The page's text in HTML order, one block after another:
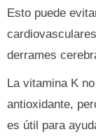
Esto puede
derrames
La vitamina K
antioxidante,
es útil para